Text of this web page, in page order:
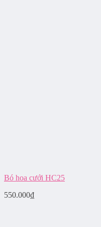
Bó hoa cưới HC25
550.000₫